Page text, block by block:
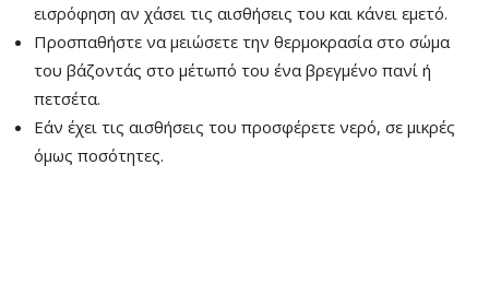
εισρόφηση αν χάσει τις αισθήσεις του και κάνει εμετό.
Προσπαθήστε να μειώσετε την θερμοκρασία στο σώμα
του βάζοντάς στο μέτωπό του ένα βρεγμένο πανί ή
πετσέτα.
Εάν έχει τις αισθήσεις του προσφέρετε νερό, σε μικρές
όμως ποσότητες.